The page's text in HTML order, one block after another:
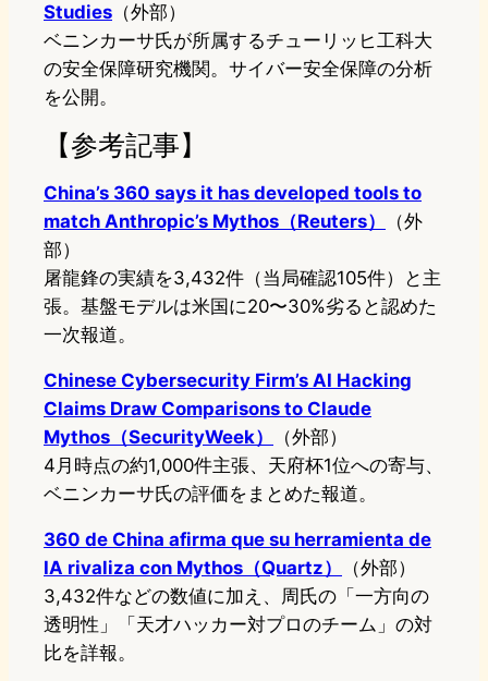
Studies （外部）
ベニンカーサ氏が所属するチューリッヒ工科大
の安全保障研究機関。サイバー安全保障の分析
を公開。
【参考記事】
China’s 360 says it has developed tools to
match Anthropic’s Mythos（Reuters）
（外
部）
屠龍鋒の実績を3,432件（当局確認105件）と主
張。基盤モデルは米国に20〜30%劣ると認めた
一次報道。
Chinese Cybersecurity Firm’s AI Hacking
Claims Draw Comparisons to Claude
Mythos（SecurityWeek）
（外部）
4月時点の約1,000件主張、天府杯1位への寄与、
ベニンカーサ氏の評価をまとめた報道。
360 de China afirma que su herramienta de
IA rivaliza con Mythos（Quartz）
（外部）
3,432件などの数値に加え、周氏の「一方向の
透明性」「天才ハッカー対プロのチーム」の対
比を詳報。